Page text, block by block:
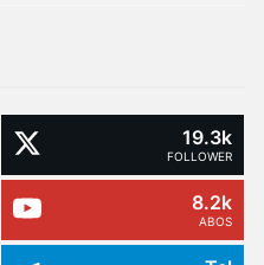
19.3k
FOLLOWER
8.2k
ABOS